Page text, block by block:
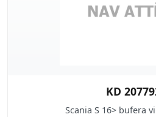
KD
Scania S 16> bufera